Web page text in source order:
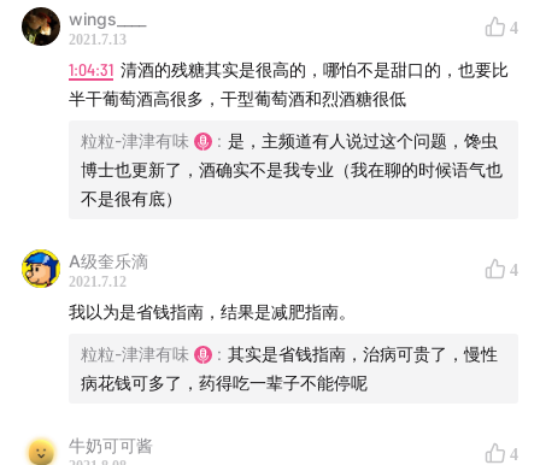
wings____
2021.7.13
4
1:04:31 清酒的残糖其实是很高的，哪怕不是甜口的，也要比
半干葡萄酒高很多，干型葡萄酒和烈酒糖很低
粒粒-津津有味 : 是，主频道有人说过这个问题，馋虫
博士也更新了，酒确实不是我专业（我在聊的时候语气也
不是很有底）
A级奎乐滴
2021.7.12
4
我以为是省钱指南，结果是减肥指南。
粒粒-津津有味 : 其实是省钱指南，治病可贵了，慢性
病花钱可多了，药得吃一辈子不能停呢
牛奶可可酱 4